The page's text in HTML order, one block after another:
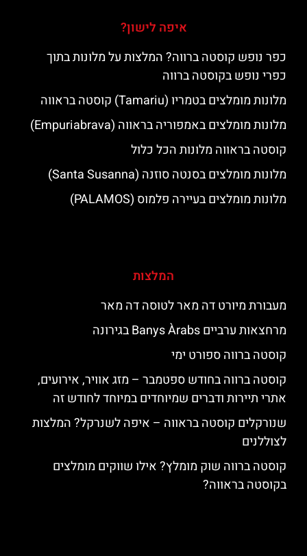
איפה לישון?
כפר נופש קוסטה ברווה? המלצות על מלונות בתוך
כפרי נופש בקוסטה ברווה
מלונות מומלצים בטמריו (Tamariu) קוסטה בראווה
מלונות מומלצים באמפוריה בראווה (Empuriabrava)
קוסטה בראווה מלונות הכל כלול
מלונות מומלצים בסנטה סוזנה (Santa Susanna)
מלונות מומלצים בעיירה פלמוס (PALAMOS)
המלצות
מעבורת מיורט דה מאר לטוסה דה מאר
מרחצאות ערביים Banys Àrabs בגירונה
קוסטה ברווה ספורט ימי
קוסטה ברווה בחודש ספטמבר – מזג אוויר, אירועים,
אתרי תיירות ודברים שמיוחדים במיוחד לחודש זה
שנורקלים קוסטה בראווה – איפה לשנרקל? המלצות
לצוללנים
קוסטה ברווה שוק מומלץ? אילו שווקים מומלצים
בקוסטה בראווה?